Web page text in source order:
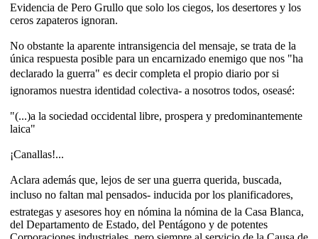
Evidencia de Pero Grullo que solo los ciegos, los desertores y los
ceros zapateros ignoran.
No obstante la aparente intransigencia del mensaje, se trata de la
única respuesta posible para un encarnizado enemigo que nos "ha
declarado la guerra" es decir completa el propio diario por si
ignoramos nuestra identidad colectiva- a nosotros todos, oseasé:
"(...)a la sociedad occidental libre, prospera y predominantemente
laica"
¡Canallas!...
Aclara además que, lejos de ser una guerra querida, buscada,
incluso no faltan mal pensados- inducida por los planificadores,
estrategas y asesores hoy en nómina la nómina de la Casa Blanca,
del Departamento de Estado, del Pentágono y de potentes